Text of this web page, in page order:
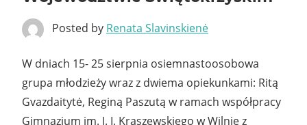
Posted by Renata Slavinskienė
W dniach 15- 25 sierpnia osiemnastoosobowa
grupa młodzieży wraz z dwiema opiekunkami: Ritą
Gvazdaitytė, Reginą Paszutą w ramach współpracy
Gimnazjum im. J. I. Kraszewskiego w Wilnie z